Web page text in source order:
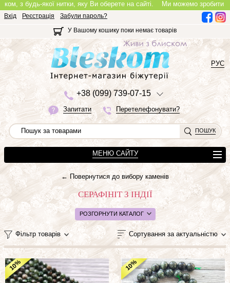
з будь-якої нитки, яку Ви оберете на сайті.Ми можемо зробити
Вхід Реєстрація
Забули пароль?
У Вашому кошику поки немає товарів
+38 (099) 739-07-15
Запитати Перетелефонувати?
РУС
ПОШУК
МЕНЮ САЙТУ
← Повернутися до вибору каменів
СЕРАФІНІТ З ІНДІЇ
РОЗГОРНУТИ КАТАЛОГ
Фільтр товарів Сортування за актуальністю
10% 10%